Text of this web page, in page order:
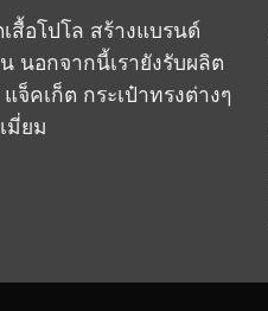
สื้อโปโล สร้างแบรนด์
นอกจากนี้เรายังรับผลิต
จ็คเก็ต กระเป๋าทรงต่างๆ
มี่ยม